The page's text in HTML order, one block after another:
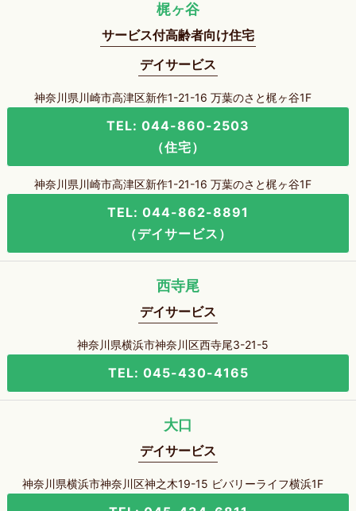
梶ヶ谷
サービス付高齢者向け住宅
デイサービス
神奈川県川崎市高津区新作1-21-16 万葉のさと梶ヶ谷1F
TEL: 044-860-2503
（住宅）
神奈川県川崎市高津区新作1-21-16 万葉のさと梶ヶ谷1F
TEL: 044-862-8891
（デイサービス）
西寺尾
デイサービス
神奈川県横浜市神奈川区西寺尾3-21-5
TEL: 045-430-4165
大口
デイサービス
神奈川県横浜市神奈川区神之木19-15 ビバリーライフ横浜1F